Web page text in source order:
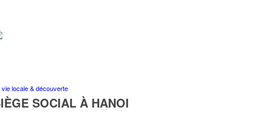
vie locale & découverte
SOCIAL À HANOI